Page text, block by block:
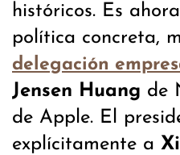
históricos. Es
política concreta,
delegación
Jensen Huang de
de Apple. El
explícitamente a Xi